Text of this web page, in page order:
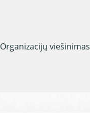
Organizacijų viešinimas